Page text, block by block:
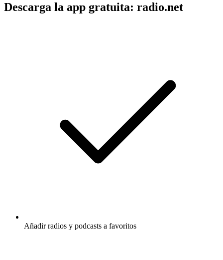
Descarga la app gratuita: radio.net
Añadir radios y podcasts a favoritos